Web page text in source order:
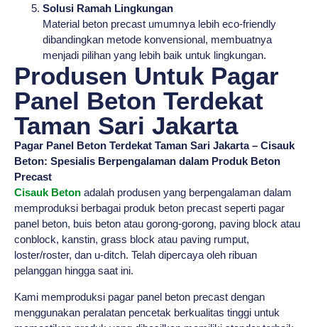
Solusi Ramah Lingkungan
Material beton precast umumnya lebih eco-friendly
dibandingkan metode konvensional, membuatnya
menjadi pilihan yang lebih baik untuk lingkungan.
Produsen Untuk Pagar
Panel Beton Terdekat
Taman Sari Jakarta
Pagar Panel Beton Terdekat Taman Sari Jakarta – Cisauk
Beton: Spesialis Berpengalaman dalam Produk Beton
Precast
Cisauk Beton adalah produsen yang berpengalaman dalam
memproduksi berbagai produk beton precast seperti pagar
panel beton, buis beton atau gorong-gorong, paving block atau
conblock, kanstin, grass block atau paving rumput,
loster/roster, dan u-ditch. Telah dipercaya oleh ribuan
pelanggan hingga saat ini.
Kami memproduksi pagar panel beton precast dengan
menggunakan peralatan pencetak berkualitas tinggi untuk